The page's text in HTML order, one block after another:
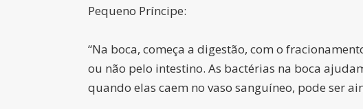
Pequeno Príncipe:
“Na boca, começa a digestão, com o
ou não pelo intestino. As bactérias na boca
quando elas caem no vaso sanguíneo, pode ser